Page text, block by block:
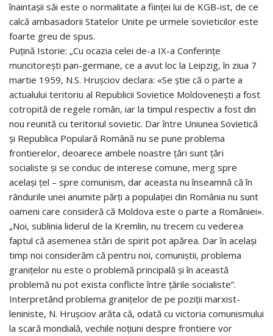
înaintaşii săi este o normalitate a fiinţei lui de KGB-ist, de ce
calcă ambasadorii Statelor Unite pe urmele sovieticilor este
foarte greu de spus.
Puţină Istorie: „Cu ocazia celei de-a IX-a Conferinţe
muncitoreşti pan-germane, ce a avut loc la Leipzig, în ziua 7
martie 1959, N.S. Hruşciov declara: «Se ştie că o parte a
actualului teritoriu al Republicii Sovietice Moldoveneşti a fost
cotropită de regele român, iar la timpul respectiv a fost din
nou reunită cu teritoriul sovietic. Dar între Uniunea Sovietică
şi Republica Populară Română nu se pune problema
frontierelor, deoarece ambele noastre ţări sunt ţări
socialiste şi se conduc de interese comune, merg spre
acelaşi ţel – spre comunism, dar aceasta nu înseamnă că în
rândurile unei anumite părţi a populaţiei din România nu sunt
oameni care consideră că Moldova este o parte a României».
„Noi, sublinia liderul de la Kremlin, nu trecem cu vederea
faptul că asemenea stări de spirit pot apărea. Dar în acelaşi
timp noi considerăm că pentru noi, comuniştii, problema
graniţelor nu este o problemă principală şi în această
problemă nu pot exista conflicte între ţările socialiste”.
Interpretând problema graniţelor de pe poziţii marxist-
leniniste, N. Hruşciov arăta că, odată cu victoria comunismului
la scară mondială, vechile noţiuni despre frontiere vor